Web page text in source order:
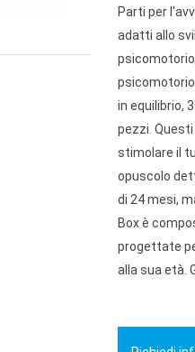
Parti per
adatti allo
in equilibrio,
pezzi.
stimolare il
opuscolo
di 24 mesi,
Box è
progettate
alla sua età.